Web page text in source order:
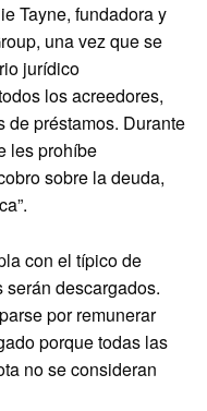
Tayne, fundadora y
una vez que se
jurídico
los acreedores,
de préstamos. Durante
les prohíbe
sobre la deuda,
con el típico de
descargados.
por remunerar
porque todas las
no se consideran